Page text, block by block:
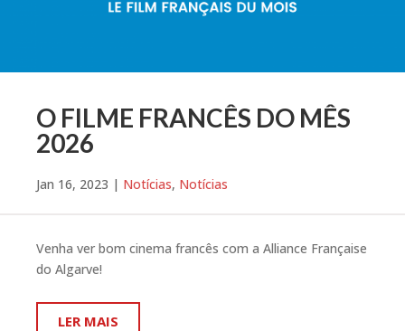
O FILME FRANCÊS DO MÊS
2026
Jan 16, 2023 | Notícias, Notícias
Venha ver bom cinema francês com a Alliance Française
do Algarve!
LER MAIS